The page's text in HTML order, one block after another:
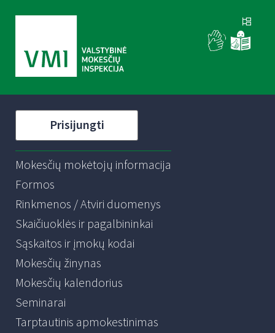
Prisijungti
Mokesčių mokėtojų informacija
Formos
Rinkmenos / Atviri duomenys
Skaičiuoklės ir pagalbininkai
Sąskaitos ir įmokų kodai
Mokesčių žinynas
Mokesčių kalendorius
Seminarai
Tarptautinis apmokestinimas